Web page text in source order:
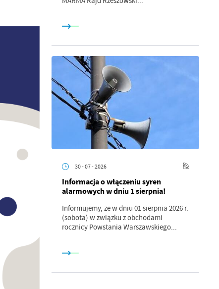
30 - 07 - 2026
Informacja o włączeniu syren
alarmowych w dniu 1 sierpnia!
Informujemy, że w dniu 01 sierpnia 2026 r.
(sobota) w związku z obchodami
rocznicy Powstania Warszawskiego...